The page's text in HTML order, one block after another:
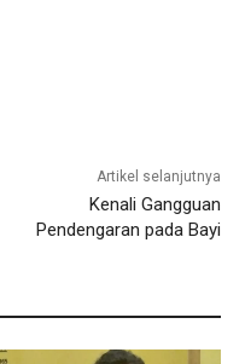
Artikel selanjutnya
Kenali Gangguan
Pendengaran pada Bayi